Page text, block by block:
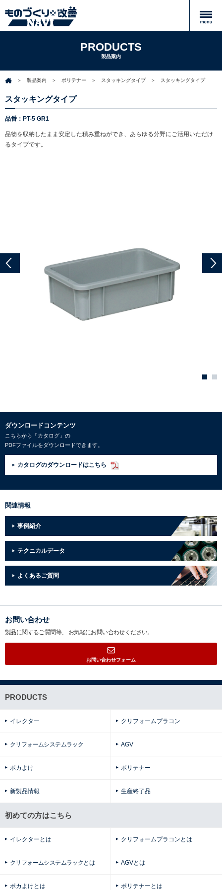
PRODUCTS
製品案内
製品案内 ポリテナー スタッキングタイプ スタッキングタイプ
スタッキングタイプ
品番：PT-5 GR1
品物を収納したまま安定した積み重ねができ、あらゆる分野にご活用いただけ
るタイプです。
ダウンロードコンテンツ
こちらから「カタログ」の
PDFファイルをダウンロードできます。
カタログのダウンロードはこちら
関連情報
事例紹介
テクニカルデータ
よくあるご質問
お問い合わせ
製品に関するご質問等、 お気軽にお問い合わせください。
お問い合わせフォーム
PRODUCTS
イレクター クリフォームプラコン
クリフォームシステムラック AGV
ポカよけ ポリテナー
新製品情報 生産終了品
初めての方はこちら
イレクターとは クリフォームプラコンとは
クリフォームシステムラックとは AGVとは
ポカよけとは ポリテナーとは